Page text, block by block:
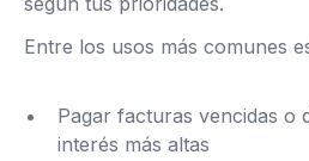
Entre los usos más comunes
Pagar facturas vencidas o
interés más altas